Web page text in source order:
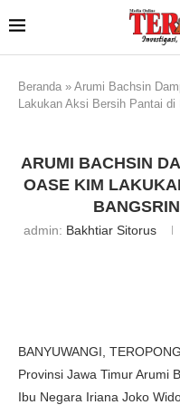
Beranda » Arumi Bachsin
Lakukan Aksi Bersih Pantai
ARUMI BACHSIN
OASE KIM
admin: Bakhtiar Sitorus
BANYUWANGI,
Provinsi Jawa Timur Arumi
Ibu Negara Iriana Joko